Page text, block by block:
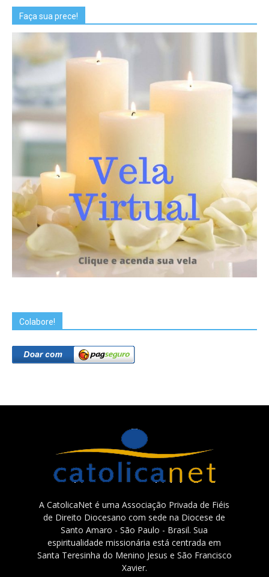
Faça sua prece!
Colabore!
A CatolicaNet é uma Associação Privada de Fiéis
de Direito Diocesano com sede na Diocese de
Santo Amaro - São Paulo - Brasil. Sua
espiritualidade missionária está centrada em
Santa Teresinha do Menino Jesus e São Francisco
Xavier.